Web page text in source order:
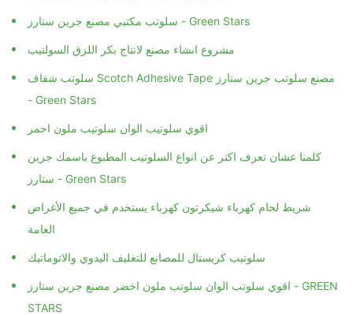
سلوتب مكتبي مصنع جرين ستارز - Green Stars
مشروع انشاء مصنع لانتاج بكر اللزق السولتيب
سلوتب شفاف Scotch Adhesive Tape مصنع سلوتب جرين ستارز
- Green Stars
اقوي سلوتيب الوان سلوتيب ملون احمر
كلمنا عشان تعرف اكتر عن انواع السلوتيب المطبوع باسمك جرين
ستارز - Green Stars
شريط لحام كهرباء شيكرتون كهرباء يستخدم في جميع الأغراض
العامة
سلوتيب كريستال للمصانع للتغليف اليدوي والاتوماتيك
اقوي سلوتب الوان سلوتب ملون اخضر مصنع جرين ستارز - GREEN
STARS